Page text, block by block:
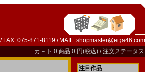
FAX: 075-871-8119 / MAIL: shopmaster@eiga46.com
カ－ト 0 商品 0 円(税込) /注文ステータス
注目作品